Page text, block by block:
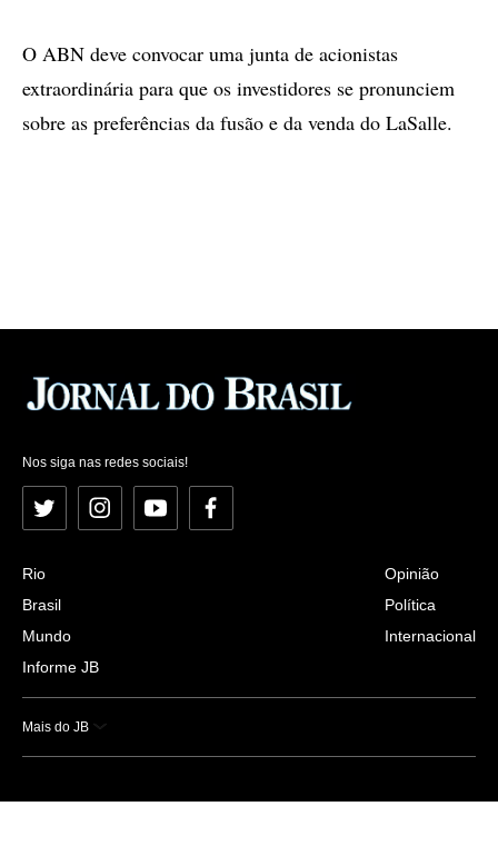
O ABN deve convocar uma junta de acionistas
extraordinária para que os investidores se pronunciem
sobre as preferências da fusão e da venda do LaSalle.
Nos siga nas redes sociais!
Twitter InstagramYouTubeFacebook
Rio
Brasil
Mundo
Informe JB
Opinião
Política
Internacional
Mais do JB
Esportes